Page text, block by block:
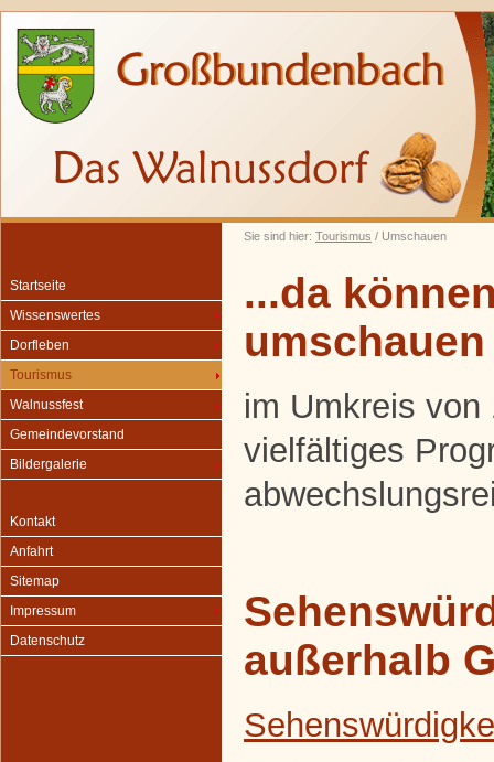
Sie sind hier: Tourismus / Umschauen
Startseite
Wissenswertes
Dorfleben
Tourismus
Walnussfest
Gemeindevorstand
Bildergalerie
Kontakt
Anfahrt
Sitemap
Impressum
Datenschutz
...da
umschauen
im Umkreis
vielfältiges
außerhalb